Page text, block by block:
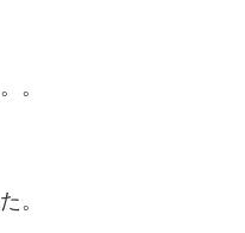
。
。